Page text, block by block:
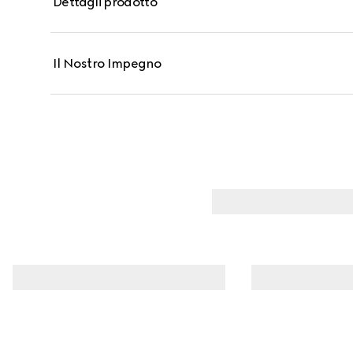
ai rossetti Gucci Beauty, la tonalità crema allover
Il Nostro Impegno